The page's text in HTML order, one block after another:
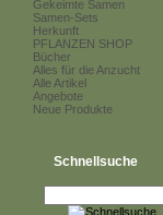
Gekeimte Samen
Samen-Sets
Herkunft
PFLANZEN SHOP
Bücher
Alles für die Anzucht
Alle Artikel
Angebote
Neue Produkte
Schnellsuche